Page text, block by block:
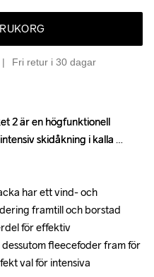
Fri retur i 30 dagar
2 är en högfunktionell
skidåkning i kalla
har ett vind- och
framtill och borstad
för effektiv
fleecefoder fram för
val för intensiva
2 är en högfunktionell
skidåkning i kalla
har ett vind- och
framtill och borstad
för effektiv
fleecefoder fram för
val för intensiva